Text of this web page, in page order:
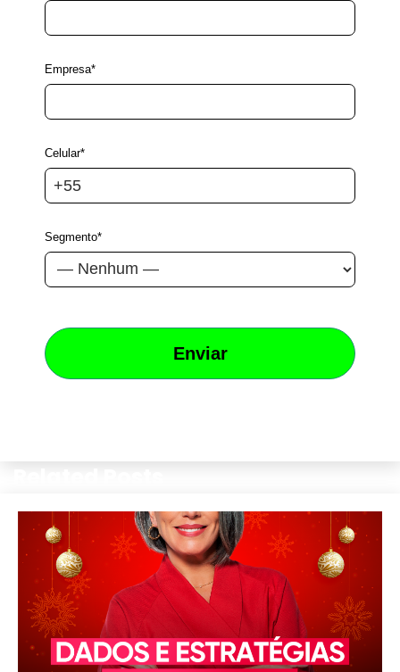
Empresa*
Celular*
Segmento*